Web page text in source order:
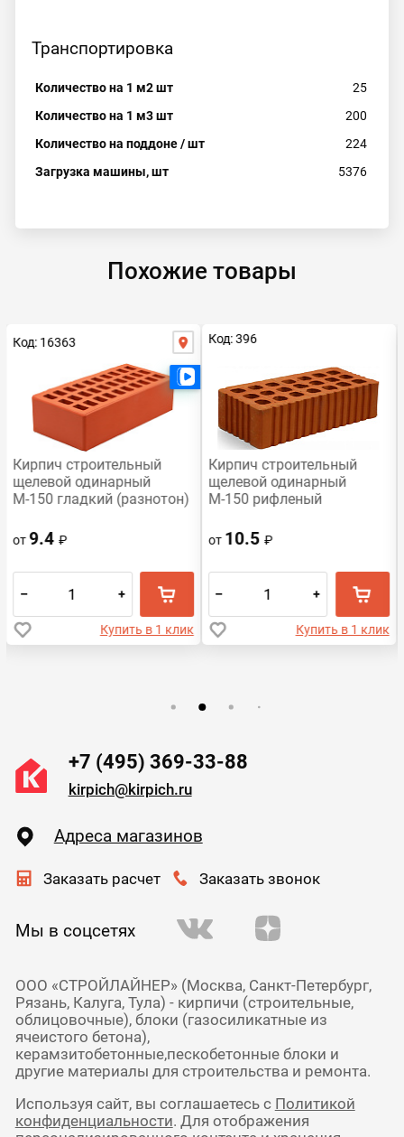
Транспортировка
Количество на 1 м2 шт
25
Количество на 1 м3 шт
200
Количество на поддоне / шт
224
Загрузка машины, шт
5376
Похожие товары
Код: 16363
Кирпич строительный
щелевой одинарный
М-150 гладкий (разнотон)
от9.4₽
– +
Купить в 1 клик
Код: 396
Кирпич строительный
щелевой одинарный
М-150 рифленый
от 10.5₽
– +
Купить в 1 клик
+7 (495) 369-33-88
kirpich@kirpich.ru
Адреса магазинов
Заказать расчет Заказать звонок
Мы в соцсетях
ООО «СТРОЙЛАЙНЕР» (Москва, Санкт-Петербург,
Рязань, Калуга, Тула) - кирпичи (строительные,
облицовочные), блоки (газосиликатные из
ячеистого бетона),
керамзитобетонные,пескобетонные блоки и
другие материалы для строительства и ремонта.
Используя сайт, вы соглашаетесь с Политикой
конфиденциальности. Для отображения